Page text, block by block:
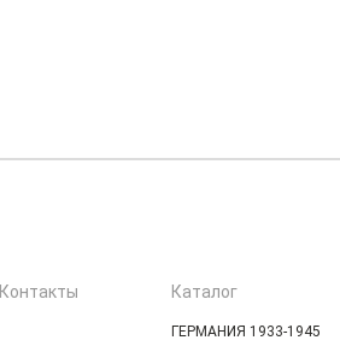
Контакты Каталог
ГЕРМАНИЯ 1933-1945